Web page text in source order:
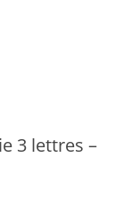
3 lettres –